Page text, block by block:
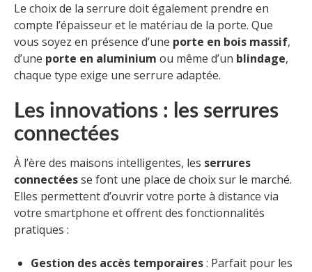
Le choix de la serrure doit également prendre en
compte l’épaisseur et le matériau de la porte. Que
vous soyez en présence d’une porte en bois massif,
d’une porte en aluminium ou même d’un blindage,
chaque type exige une serrure adaptée.
Les innovations : les serrures
connectées
À l’ère des maisons intelligentes, les serrures
connectéesse font une place de choix sur le marché.
Elles permettent d’ouvrir votre porte à distance via
votre smartphone et offrent des fonctionnalités
pratiques :
Gestion des accès temporaires: Parfait pour les